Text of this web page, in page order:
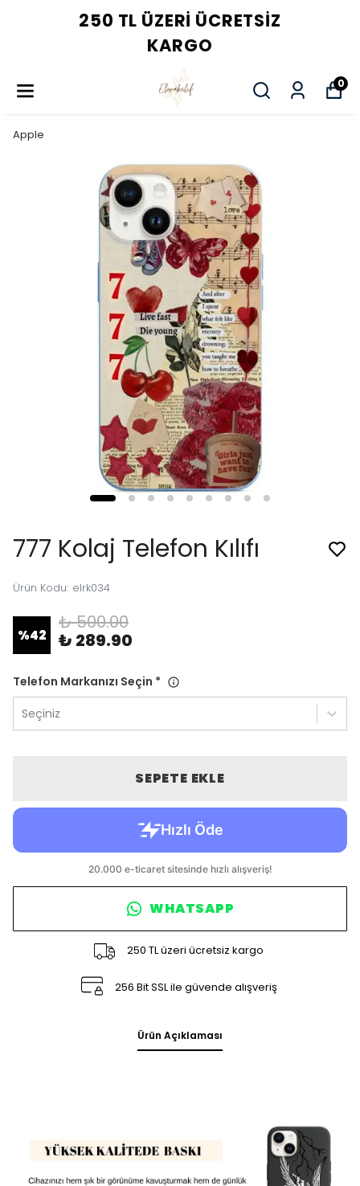
250 TL ÜZERI ÜCRETSIZ
KARGO
0
Apple
777 Kolaj Telefon Kılıfı
Ürün Kodu: elrk034
%42
₺ 500.00
₺ 289.90
Telefon Markanızı Seçin *
Seçiniz
SEPETE EKLE
WHATSAPP
250 TL üzeri ücretsiz kargo
256 Bit SSL ile güvende alışveriş
Ürün Açıklaması